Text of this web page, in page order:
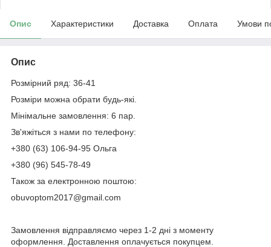
Опис Характеристики Доставка Оплата Умови
Опис
Розмірний ряд: 36-41
Розміри можна обрати будь-які.
Мінімальне замовлення: 6 пар.
Зв'яжіться з нами по телефону:
+380 (63) 106-94-95 Ольга
+380 (96) 545-78-49
Також за електронною поштою:
obuvoptom2017@gmail.com
Замовлення відправляємо через 1-2 дні з моменту
оформлення. Доставлення оплачується покупцем.